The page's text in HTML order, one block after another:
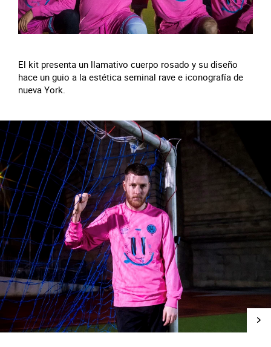
El kit presenta un llamativo cuerpo rosado y su diseño
hace un guio a la estética seminal rave e iconografía de
nueva York.